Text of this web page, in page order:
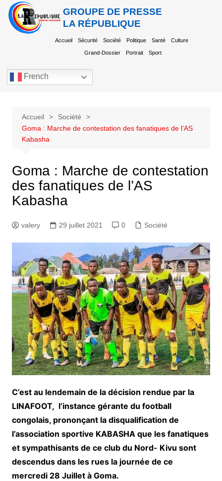
GROUPE DE PRESSE
LA RÉPUBLIQUE
Accueil Sécurité Société Politique Santé Culture
Grand-Dossier Portrait Sport
French
Accueil
Société
Goma : Marche de contestation des fanatiques de l’AS
Kabasha
Goma : Marche de contestation
des fanatiques de l’AS
Kabasha
valery 29 juillet 2021 0 Société
C’est au lendemain de la décision rendue par la
LINAFOOT, l’instance gérante du football
congolais, prononçant la disqualification de
l’association sportive KABASHA que les fanatiques
et sympathisants de ce club du Nord- Kivu sont
descendus dans les rues la journée de ce
mercredi 28 Juillet à Goma.